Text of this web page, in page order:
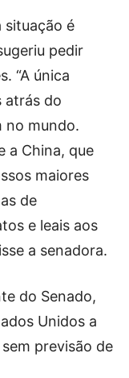
situação é
pedir
“A única
atrás do
no mundo.
a China, que
maiores
de
e leais aos
a senadora.
do Senado,
Unidos a
previsão de